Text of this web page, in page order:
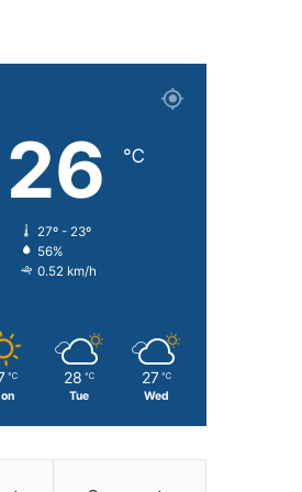
26 ℃
27º - 23º
56%
0.52 km/h
℃ 28 ℃
Tue
27 ℃
Wed